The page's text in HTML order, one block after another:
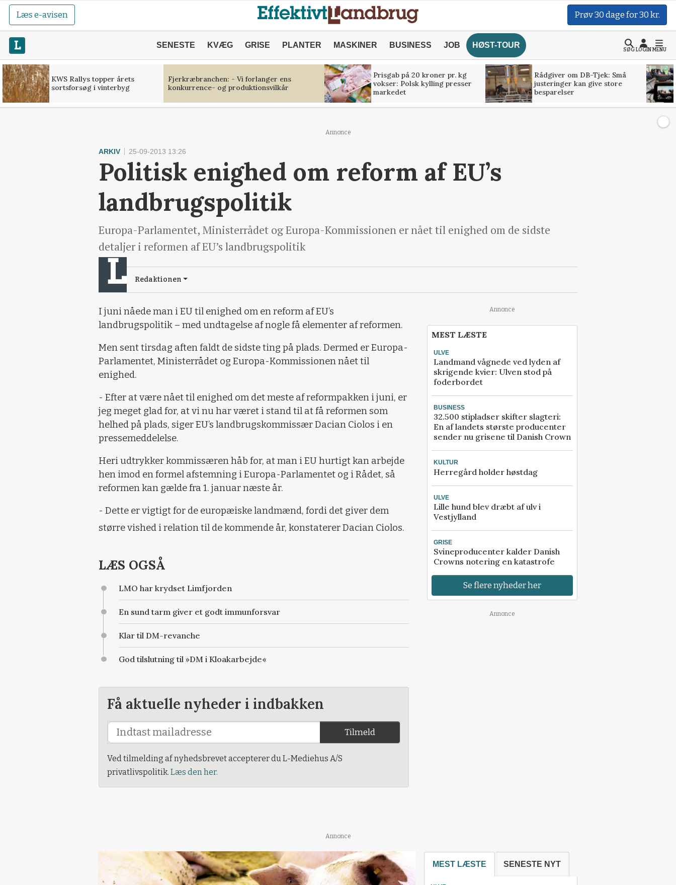
Læs e-avisen Prøv 30 dage for 30 kr.
SENESTE KVÆG GRISE PLANTER MASKINER BUSINESS JOB HØST-TOUR
SØGLOGINMENU
KWS Rallys topper årets
sortsforsøg i vinterbyg
Fjerkræbranchen: - Vi forlanger ens
konkurrence- og produktionsvilkår
Prisgab på 20 kroner pr. kg
vokser: Polsk kylling presser
markedet
Rådgiver om DB-Tjek: Små
justeringer kan give store
besparelser
Annonce
ARKIV 25-09-2013 13:26
Politisk enighed om reform af EU’s
landbrugspolitik
Europa-Parlamentet, Ministerrådet og Europa-Kommissionen er nået til enighed om de sidste
detaljer i reformen af EU’s landbrugspolitik
Redaktionen
I juni nåede man i EU til enighed om en reform af EU’s
landbrugspolitik – med undtagelse af nogle få elementer af reformen.
Men sent tirsdag aften faldt de sidste ting på plads. Dermed er Europa-
Parlamentet, Ministerrådet og Europa-Kommissionen nået til
enighed.
- Efter at være nået til enighed om det meste af reformpakken i juni, er
jeg meget glad for, at vi nu har været i stand til at få reformen som
helhed på plads, siger EU’s landbrugskommissær Dacian Ciolos i en
pressemeddelelse.
Heri udtrykker kommissæren håb for, at man i EU hurtigt kan arbejde
hen imod en formel afstemning i Europa-Parlamentet og i Rådet, så
reformen kan gælde fra 1. januar næste år.
- Dette er vigtigt for de europæiske landmænd, fordi det giver dem
større vished i relation til de kommende år, konstaterer Dacian Ciolos.
LÆS OGSÅ
LMO har krydset Limfjorden
En sund tarm giver et godt immunforsvar
Klar til DM-revanche
God tilslutning til »DM i Kloakarbejde«
Få aktuelle nyheder i indbakken
Tilmeld
Ved tilmelding af nyhedsbrevet accepterer du L-Mediehus A/S
privatlivspolitik. Læs den her.
Annonce
MEST LÆSTE
ULVE
Landmand vågnede ved lyden af
skrigende kvier: Ulven stod på
foderbordet
BUSINESS
32.500 stipladser skifter slagteri:
En af landets største producenter
sender nu grisene til Danish Crown
KULTUR
Herregård holder høstdag
ULVE
Lille hund blev dræbt af ulv i
Vestjylland
GRISE
Svineproducenter kalder Danish
Crowns notering en katastrofe
Se flere nyheder her
Annonce
Annonce
MEST LÆSTE SENESTE NYT